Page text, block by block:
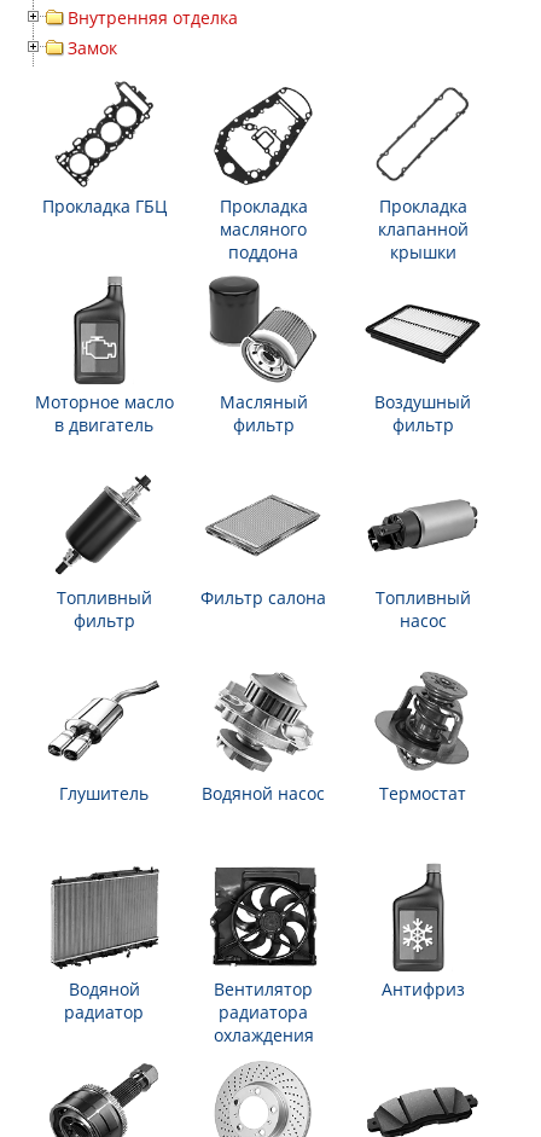
Внутренняя отделка
Замок
Прокладка ГБЦ
Прокладка
масляного
поддона
Прокладка
клапанной
крышки
Моторное масло
в двигатель
Масляный
фильтр
Воздушный
фильтр
Топливный
фильтр
Фильтр салона
Топливный
насос
Глушитель Водяной насос Термостат
Водяной
радиатор
Вентилятор
радиатора
охлаждения
Антифриз